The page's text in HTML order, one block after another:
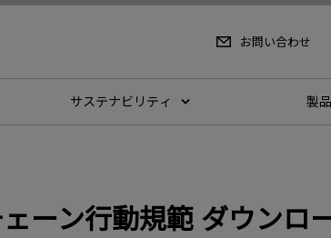
お問い合わせ
サステナビリティ 製
ーン行動規範 ダウンロ